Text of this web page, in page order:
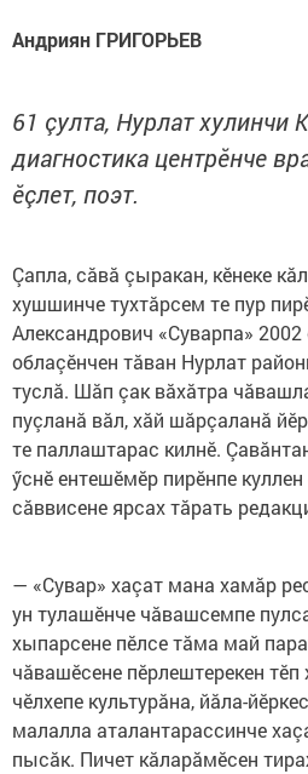
Андриян ГРИГОРЬЕВ
61 çулта, Нурлат хулинчи
диагностика центрӗнче
ӗçлет, поэт.
Çапла, сăвă çыракан, кӗнеке
хушшинче тухтăрсем те пур
Александрович «Суварпа»
облаçӗнчен тăван Нурлат
туслă. Шăп çак вăхăтра
пуçланă вăл, хăй шăрçаланă
те паллаштарас килнӗ.
ӳснӗ ентешӗмӗр пирӗнпе
сăввисене ярсах тăрать
— «Сувар» хаçат мана хамăр
ун тулашӗнче чăвашсемпе
хыпарсене пӗлсе тăма май
чăвашӗсене пӗрлештерекен
чӗлхепе культурăна, йăла-
малалла аталантарассинче
пысăк. Пичет кăларăмӗсен